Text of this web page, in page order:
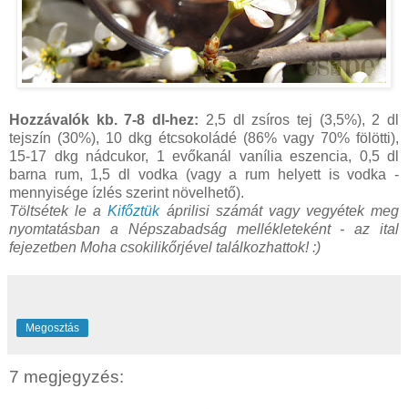
Hozzávalók kb. 7-8 dl-hez: 2,5 dl zsíros tej (3,5%), 2 dl
tejszín (30%), 10 dkg étcsokoládé (86% vagy 70% fölötti),
15-17 dkg nádcukor, 1 evőkanál vanília eszencia, 0,5 dl
barna rum, 1,5 dl vodka (vagy a rum helyett is vodka -
mennyisége ízlés szerint növelhető).
Töltsétek le aKifőztükáprilisi számát vagy vegyétek meg
nyomtatásban a Népszabadság mellékleteként - az ital
fejezetben Moha csokilikőrjével találkozhattok! :)
Megosztás
7 megjegyzés: